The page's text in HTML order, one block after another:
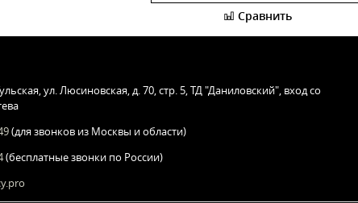
Сравнить
ул. Люсиновская, д. 70, стр. 5, ТД "Даниловский", вход со
(для звонков из Москвы и области)
(бесплатные звонки по России)